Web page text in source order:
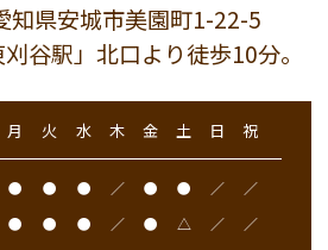
知県安城市美園町1-22-5
谷駅」北口より徒歩10分。
月 火 水 木 金 土 日 祝
● ● ● ／ ● ● ／ ／
● ● ● ／ ● △ ／ ／